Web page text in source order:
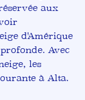
aux
d'Amérique
Avec
les
à Alta.